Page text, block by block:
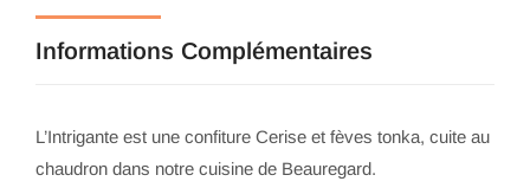
Informations Complémentaires
L’Intrigante est une confiture Cerise et fèves tonka, cuite au
chaudron dans notre cuisine de Beauregard.